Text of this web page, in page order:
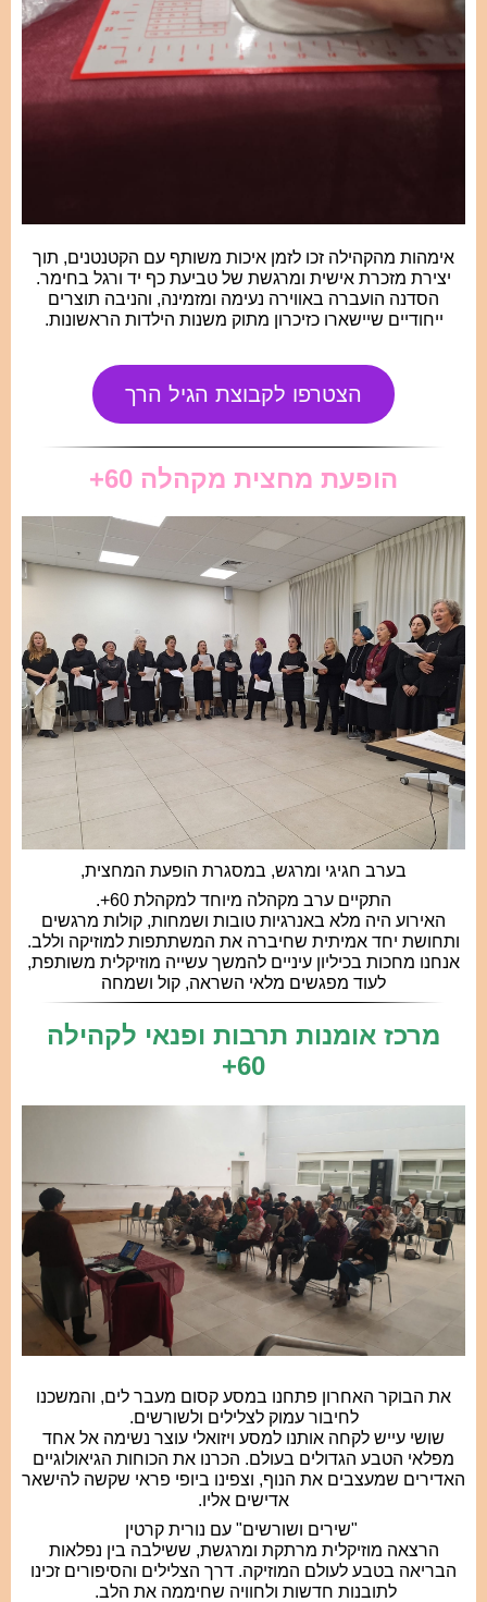
אימהות מהקהילה זכו לזמן איכות משותף עם הקטנטנים, תוך
יצירת מזכרת אישית ומרגשת של טביעת כף יד ורגל בחימר.
הסדנה הועברה באווירה נעימה ומזמינה, והניבה תוצרים
ייחודיים שיישארו כזיכרון מתוק משנות הילדות הראשונות.
הצטרפו לקבוצת הגיל הרך
הופעת מחצית מקהלה 60+
בערב חגיגי ומרגש, במסגרת הופעת המחצית,
התקיים ערב מקהלה מיוחד למקהלת 60+.
האירוע היה מלא באנרגיות טובות ושמחות, קולות מרגשים
ותחושת יחד אמיתית שחיברה את המשתתפות למוזיקה וללב.
אנחנו מחכות בכיליון עיניים להמשך עשייה מוזיקלית משותפת,
לעוד מפגשים מלאי השראה, קול ושמחה
מרכז אומנות תרבות ופנאי לקהילה
60+
את הבוקר האחרון פתחנו במסע קסום מעבר לים, והמשכנו
לחיבור עמוק לצלילים ולשורשים.
שושי עייש לקחה אותנו למסע ויזואלי עוצר נשימה אל אחד
מפלאי הטבע הגדולים בעולם. הכרנו את הכוחות הגיאולוגיים
האדירים שמעצבים את הנוף, וצפינו ביופי פראי שקשה להישאר
אדישים אליו.
"שירים ושורשים" עם נורית קרטין
הרצאה מוזיקלית מרתקת ומרגשת, ששילבה בין נפלאות
הבריאה בטבע לעולם המוזיקה. דרך הצלילים והסיפורים זכינו
לתובנות חדשות ולחוויה שחיממה את הלב.